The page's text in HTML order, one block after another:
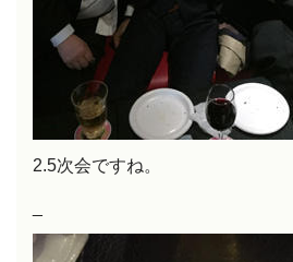
2.5次会ですね。